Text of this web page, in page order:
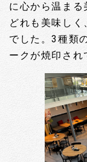
に心から温まる
どれも美味し
でした。3種類
ークが焼印され